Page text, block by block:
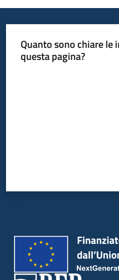
Quanto sono chiare le
questa pagina?